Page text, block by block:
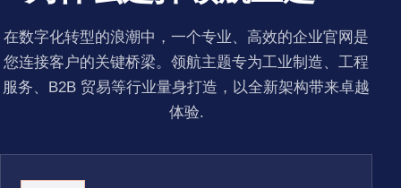
在数字化转型的浪潮中，一个专业、高效的企业官网是
您连接客户的关键桥梁。领航主题专为工业制造、工程
服务、B2B 贸易等行业量身打造，以全新架构带来卓越
体验.